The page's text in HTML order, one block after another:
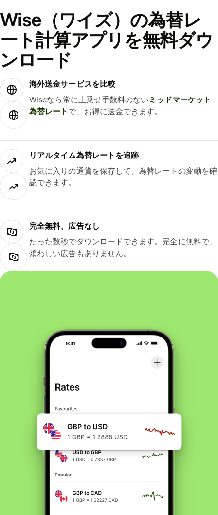
Wise（ワイズ）の為替レ
ート計算アプリを無料ダウ
ンロード
海外送金サービスを比較
Wiseなら常に上乗せ手数料のない ミッドマーケット
為替レート で、お得に送金できます。
リアルタイム為替レートを追跡
お気に入りの通貨を保存して、為替レートの変動を確
認できます。
完全無料、広告なし
たった数秒でダウンロードできます。完全に無料で、
煩わしい広告もありません。